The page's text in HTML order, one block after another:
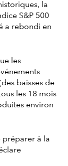
la
S&P 500
a rebondi en
les
baisses de
les 18 mois
environ
préparer à la